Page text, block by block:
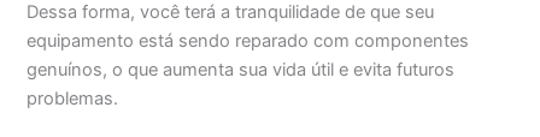
Dessa forma, você terá a tranquilidade de que seu
equipamento está sendo reparado com componentes
genuínos, o que aumenta sua vida útil e evita futuros
problemas.